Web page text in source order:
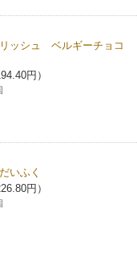
ッシュ ベルギーチョコ
円）
いふく
円）